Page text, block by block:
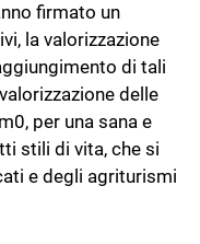
firmato un
la valorizzazione
di tali
delle
per una sana e
stili di vita, che si
e degli agriturismi